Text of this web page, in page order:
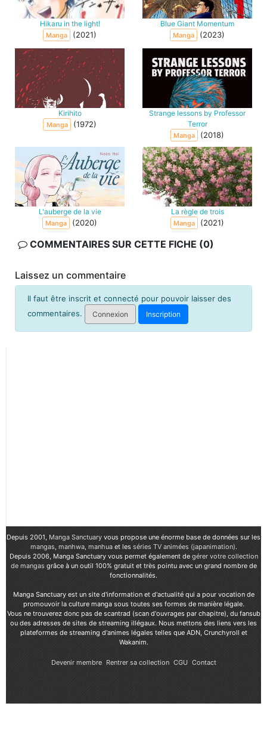
Hikaru in the light!
Manga (2021)
Blue Giant Momentum
Manga (2023)
Kirihito
Manga (1972)
Strange lessons by Professor
Terror
Manga (2018)
L'auberge de la vie
Manga (2020)
La règle de trois
Manga (2021)
COMMENTAIRES SUR CETTE FICHE (0)
Laissez un commentaire
Il faut être inscrit et connecté pour pouvoir laisser des
commentaires.
Connexion Inscription
Depuis 2001, Manga Sanctuary vous propose une énorme base de données sur les
mangas, manhwa, manhuaet les séries TV animées (japanimation).
Depuis 2006, Manga Sanctuary vous permet également de gérer votre collection
de mangasgrâce à un outil 100% gratuit et très pointu avec un grand nombre de
fonctionnalités.
Manga Sanctuary est un site d'information et d'actualité qui a pour vocation de
promouvoir la culture manga sous toutes ses formes de manière légale.
Vous ne trouverez donc pas de scantrad (scan d'ouvrages par chapitre), du fansub
ou des adresses de sites de streaming illégaux. Nous mettons des liens vers les
plateformes de streaming d'animes légales telles que ADN, Crunchyroll et
Wakanim.
Devenir membre Rentrer sa collection CGU Contact